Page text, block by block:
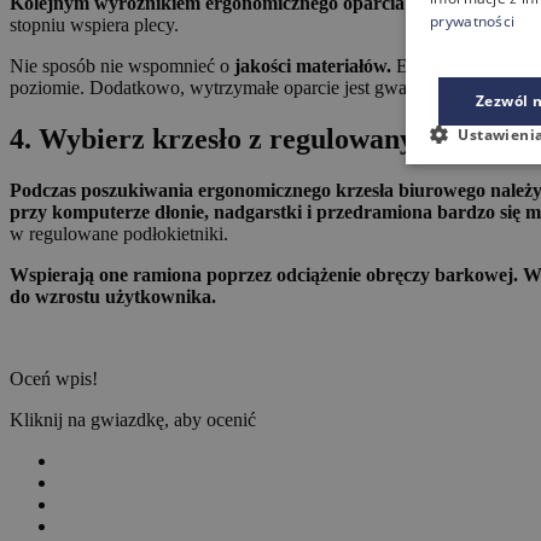
stopniu wspiera plecy.
Nie sposób nie wspomnieć o jakości materiałów. Ergonomiczne
poziomie. Dodatkowo, wytrzymałe oparcie jest gwarancją, iż
4. Wybierz krzesło z regulowanymi
Podczas poszukiwania ergonomicznego krzesła biurowego
przy komputerze dłonie, nadgarstki i przedramiona bardzo się
w regulowane podłokietniki.
Wspierają one ramiona poprzez odciążenie obręczy barkowej.
do wzrostu użytkownika.
Oceń wpis!
Kliknij na gwiazdkę, aby ocenić
prywatności
Zezwól